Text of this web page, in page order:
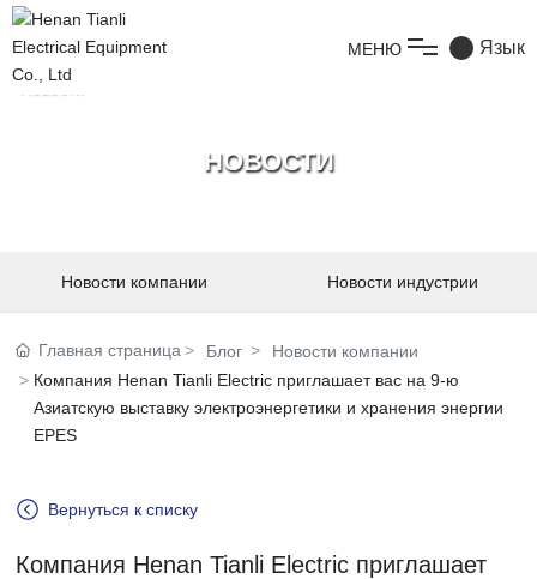
о нас
техническая поддержка
связаться с нами
МЕНЮ Язык
НОВОСТИ
Новости компании Новости индустрии
Главная страница Блог
Новости компании
Компания Henan Tianli Electric приглашает вас на 9-ю
Азиатскую выставку электроэнергетики и хранения энергии
EPES
Вернуться к списку
Компания Henan Tianli Electric приглашает